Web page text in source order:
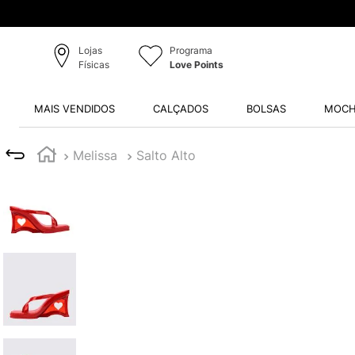
Lojas
Físicas
Programa
Love Points
MAIS VENDIDOS CALÇADOS BOLSAS
Melissa Salto Alto